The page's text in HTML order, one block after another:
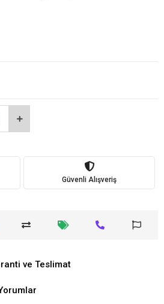
Güvenli Alışveriş
ve Teslimat